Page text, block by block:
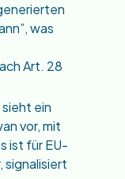
was
Art. 28
ein
vor, mit
ist für EU-
signalisiert